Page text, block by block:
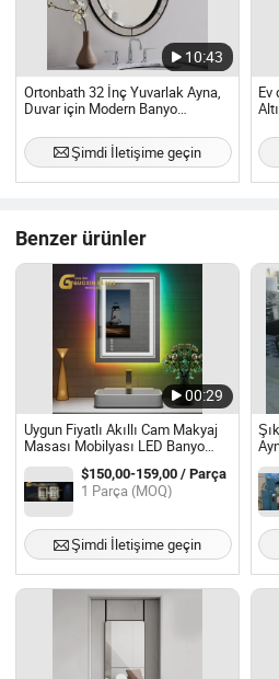
10:43
Ortonbath 32 İnç Yuvarlak Ayna,
Duvar için Modern Banyo
Çerçeveli Yuvarlak Ayna, Daire
Ayna Banyo Tezgah Aynası Duvar
Şimdi İletişime geçin
Ev
Benzer ürünler
00:29
Uygun Fiyatlı Akıllı Cam Makyaj
Masası Mobilyası LED Banyo
Duvar Aynası Işıkları ile
$150,00-159,00 / Parça
1 Parça (MOQ)
Şimdi İletişime geçin